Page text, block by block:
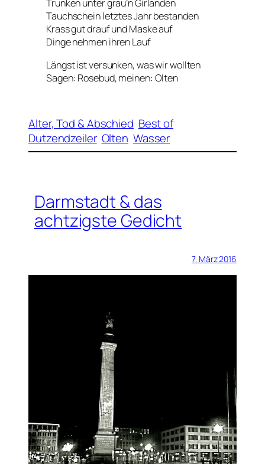
Trunken unter grau’n Girlanden
Tauchschein letztes Jahr bestanden
Krass gut drauf und Maske auf
Dinge nehmen ihren Lauf
Längst ist versunken, was wir wollten
Sagen: Rosebud, meinen: Olten
Alter, Tod & Abschied Best of
Dutzendzeiler Olten Wasser
Darmstadt & das
achtzigste Gedicht
7. März 2016